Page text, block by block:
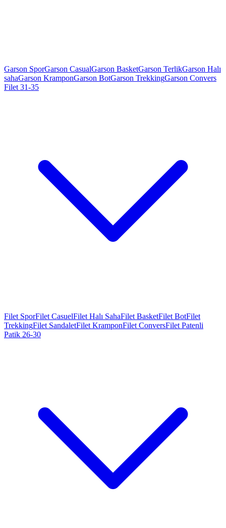
Garson SporGarson CasualGarson BasketGarson TerlikGarson Halı
sahaGarson KramponGarson BotGarson TrekkingGarson Convers
Filet 31-35
Filet SporFilet CasuelFilet Halı SahaFilet BasketFilet BotFilet
TrekkingFilet SandaletFilet KramponFilet ConversFilet Patenli
Patik 26-30